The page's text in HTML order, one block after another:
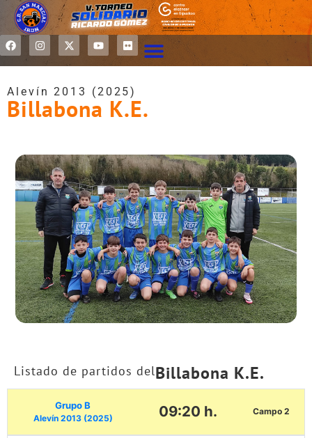
Alevín 2013 (2025)
Billabona K.E.
Listado de partidos delBillabona K.E.
Grupo B
Alevín 2013 (2025) 09:20 h. Campo 2